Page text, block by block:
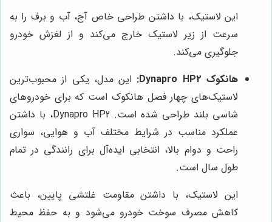
این لاستیک، با داشتن طراحی خاص آج، آب و برف را به
سرعت از زیر لاستیک خارج می‌کند و از لغزش خودرو
جلوگیری می‌کند.
هانکوک Dynapro HP2:
این مدل، یکی از محبوب‌ترین
لاستیک‌های چهار فصل هانکوک است که برای خودروهای
شاسی بلند طراحی شده است. Dynapro HP2، با داشتن
عملکرد مناسب در شرایط مختلف آب و هوایی، سواری
راحت و دوام بالا، انتخابی ایده‌آل برای رانندگی در تمام
طول سال است.
این لاستیک، با داشتن مقاومت غلتشی پایین، باعث
کاهش مصرف سوخت خودرو می‌شود و به حفظ محیط